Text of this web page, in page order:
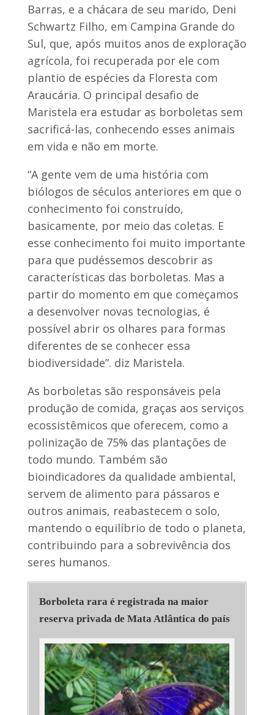
Barras, e a chácara de seu marido, Deni
Schwartz Filho, em Campina Grande do
Sul, que, após muitos anos de exploração
agrícola, foi recuperada por ele com
plantio de espécies da Floresta com
Araucária. O principal desafio de
Maristela era estudar as borboletas sem
sacrificá-las, conhecendo esses animais
em vida e não em morte.
“A gente vem de uma história com
biólogos de séculos anteriores em que o
conhecimento foi construído,
basicamente, por meio das coletas. E
esse conhecimento foi muito importante
para que pudéssemos descobrir as
características das borboletas. Mas a
partir do momento em que começamos
a desenvolver novas tecnologias, é
possível abrir os olhares para formas
diferentes de se conhecer essa
biodiversidade”. diz Maristela.
As borboletas são responsáveis pela
produção de comida, graças aos serviços
ecossistêmicos que oferecem, como a
polinização de 75% das plantações de
todo mundo. Também são
bioindicadores da qualidade ambiental,
servem de alimento para pássaros e
outros animais, reabastecem o solo,
mantendo o equilíbrio de todo o planeta,
contribuindo para a sobrevivência dos
seres humanos.
Borboleta rara é registrada na maior
reserva privada de Mata Atlântica do país